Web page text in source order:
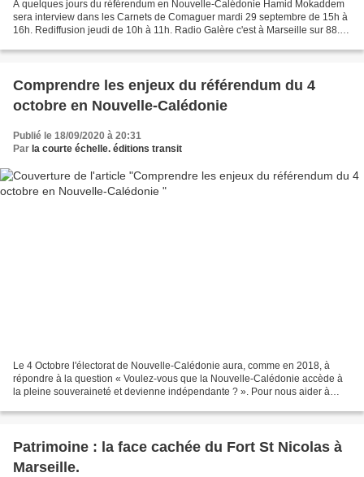
A quelques jours du référendum en Nouvelle-Calédonie Hamid Mokaddem
sera interview dans les Carnets de Comaguer mardi 29 septembre de 15h à
16h. Rediffusion jeudi de 10h à 11h. Radio Galère c'est à Marseille sur 88.4
Comprendre les enjeux du référendum du 4
octobre en Nouvelle-Calédonie
Publié le 18/09/2020 à 20:31
Par la courte échelle. éditions transit
Le 4 Octobre l'électorat de Nouvelle-Calédonie aura, comme en 2018, à
répondre à la question « Voulez-vous que la Nouvelle-Calédonie accède à
la pleine souveraineté et devienne indépendante ? ». Pour nous aider à
Patrimoine : la face cachée du Fort St Nicolas à
Marseille.